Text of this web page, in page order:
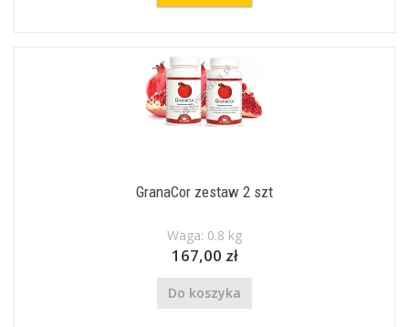
GranaCor zestaw 2 szt
Waga: 0.8 kg
167,00 zł
Do koszyka